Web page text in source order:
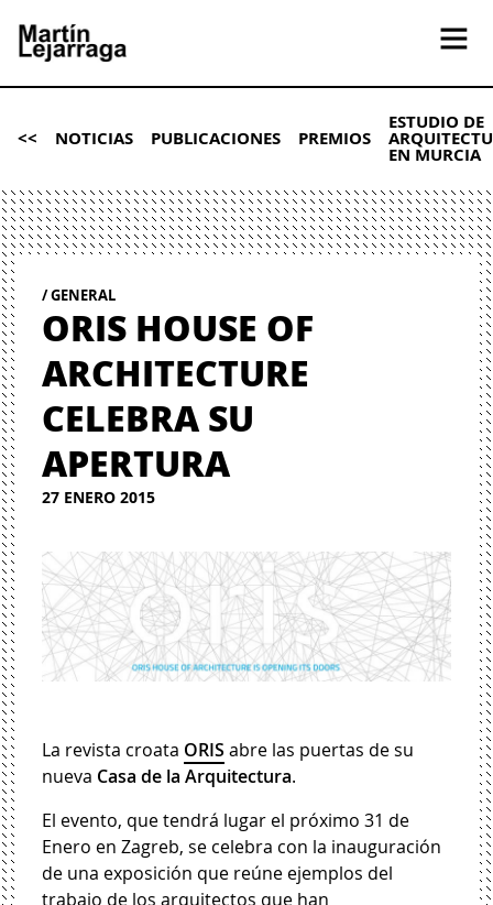
<< NOTICIAS PUBLICACIONES PREMIOS
ESTUDIO DE
EN MURCIA
GENERAL
ORIS HOUSE OF
ARCHITECTURE
CELEBRA SU
APERTURA
27 ENERO 2015
La revista croata ORIS abre las puertas de su
nueva Casa de la Arquitectura.
El evento, que tendrá lugar el próximo 31 de
Enero en Zagreb, se celebra con la inauguración
de una exposición que reúne ejemplos del
trabajo de los arquitectos que han